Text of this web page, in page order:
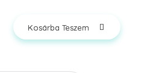
Kosárba Teszem